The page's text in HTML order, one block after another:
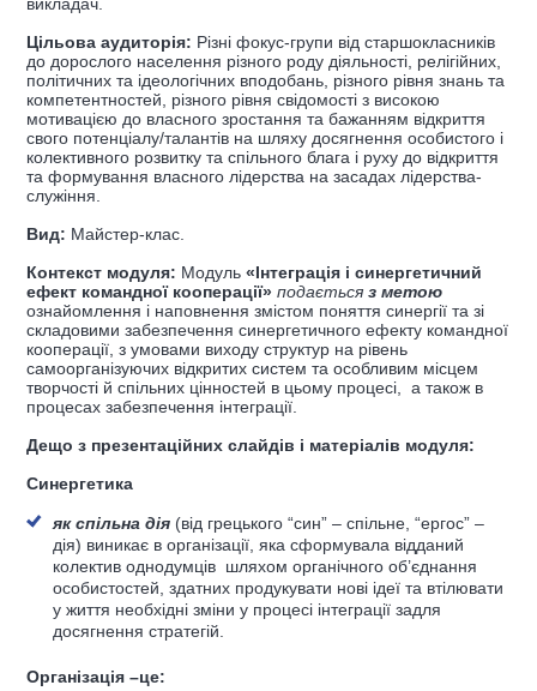
Цільова аудиторія: Різні фокус-групи від старшокласників
до дорослого населення різного роду діяльності, релігійних,
політичних та ідеологічних вподобань, різного рівня знань та
компетентностей, різного рівня свідомості з високою
мотивацією до власного зростання та бажанням відкриття
свого потенціалу/талантів на шляху досягнення особистого і
колективного розвитку та спільного блага і руху до відкриття
та формування власного лідерства на засадах лідерства-
служіння.
Вид: Майстер-клас.
Контекст модуля: Модуль «Інтеграція і синергетичний
ефект командної кооперації» подається з метою
ознайомлення і наповнення змістом поняття синергії та зі
складовими забезпечення синергетичного ефекту командної
кооперації, з умовами виходу структур на рівень
самоорганізуючих відкритих систем та особливим місцем
творчості й спільних цінностей в цьому процесі, а також в
процесах забезпечення інтеграції.
Дещо з презентаційних слайдів і матеріалів модуля:
Синергетика
як спільна дія (від грецького “син” – спільне, “ергос” –
дія) виникає в організації, яка сформувала відданий
колектив однодумців шляхом органічного об’єднання
особистостей, здатних продукувати нові ідеї та втілювати
у життя необхідні зміни у процесі інтеграції задля
досягнення стратегій.
Організація –це: